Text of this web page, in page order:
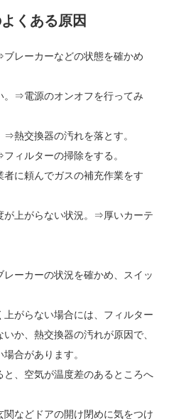
くある原因
レーカーなどの状態を確かめ
。⇒電源のオンオフを行ってみ
⇒熱交換器の汚れを落とす。
ィルターの掃除をする。
に頼んでガスの補充作業をす
が上がらない状況。⇒厚いカーテ
ーカーの状況を確かめ、スイッ
がらない場合には、フィルター
か、熱交換器の汚れが原因で、
合があります。
と、空気が温度差のあるところへ
などドアの開け閉めに気をつけ